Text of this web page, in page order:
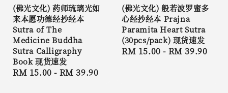
(佛光文化) 药师琉璃光如
来本愿功德经抄经本
Sutra of The
Medicine Buddha
Sutra Calligraphy
Book 现货速发
Regular
RM 15.00 - RM 39.90
(佛光文化) 般若波罗蜜多
心经抄经本 Prajna
Paramita Heart Sutra
(30pcs/pack) 现货速发
Regular
RM 15.00 - RM 39.90